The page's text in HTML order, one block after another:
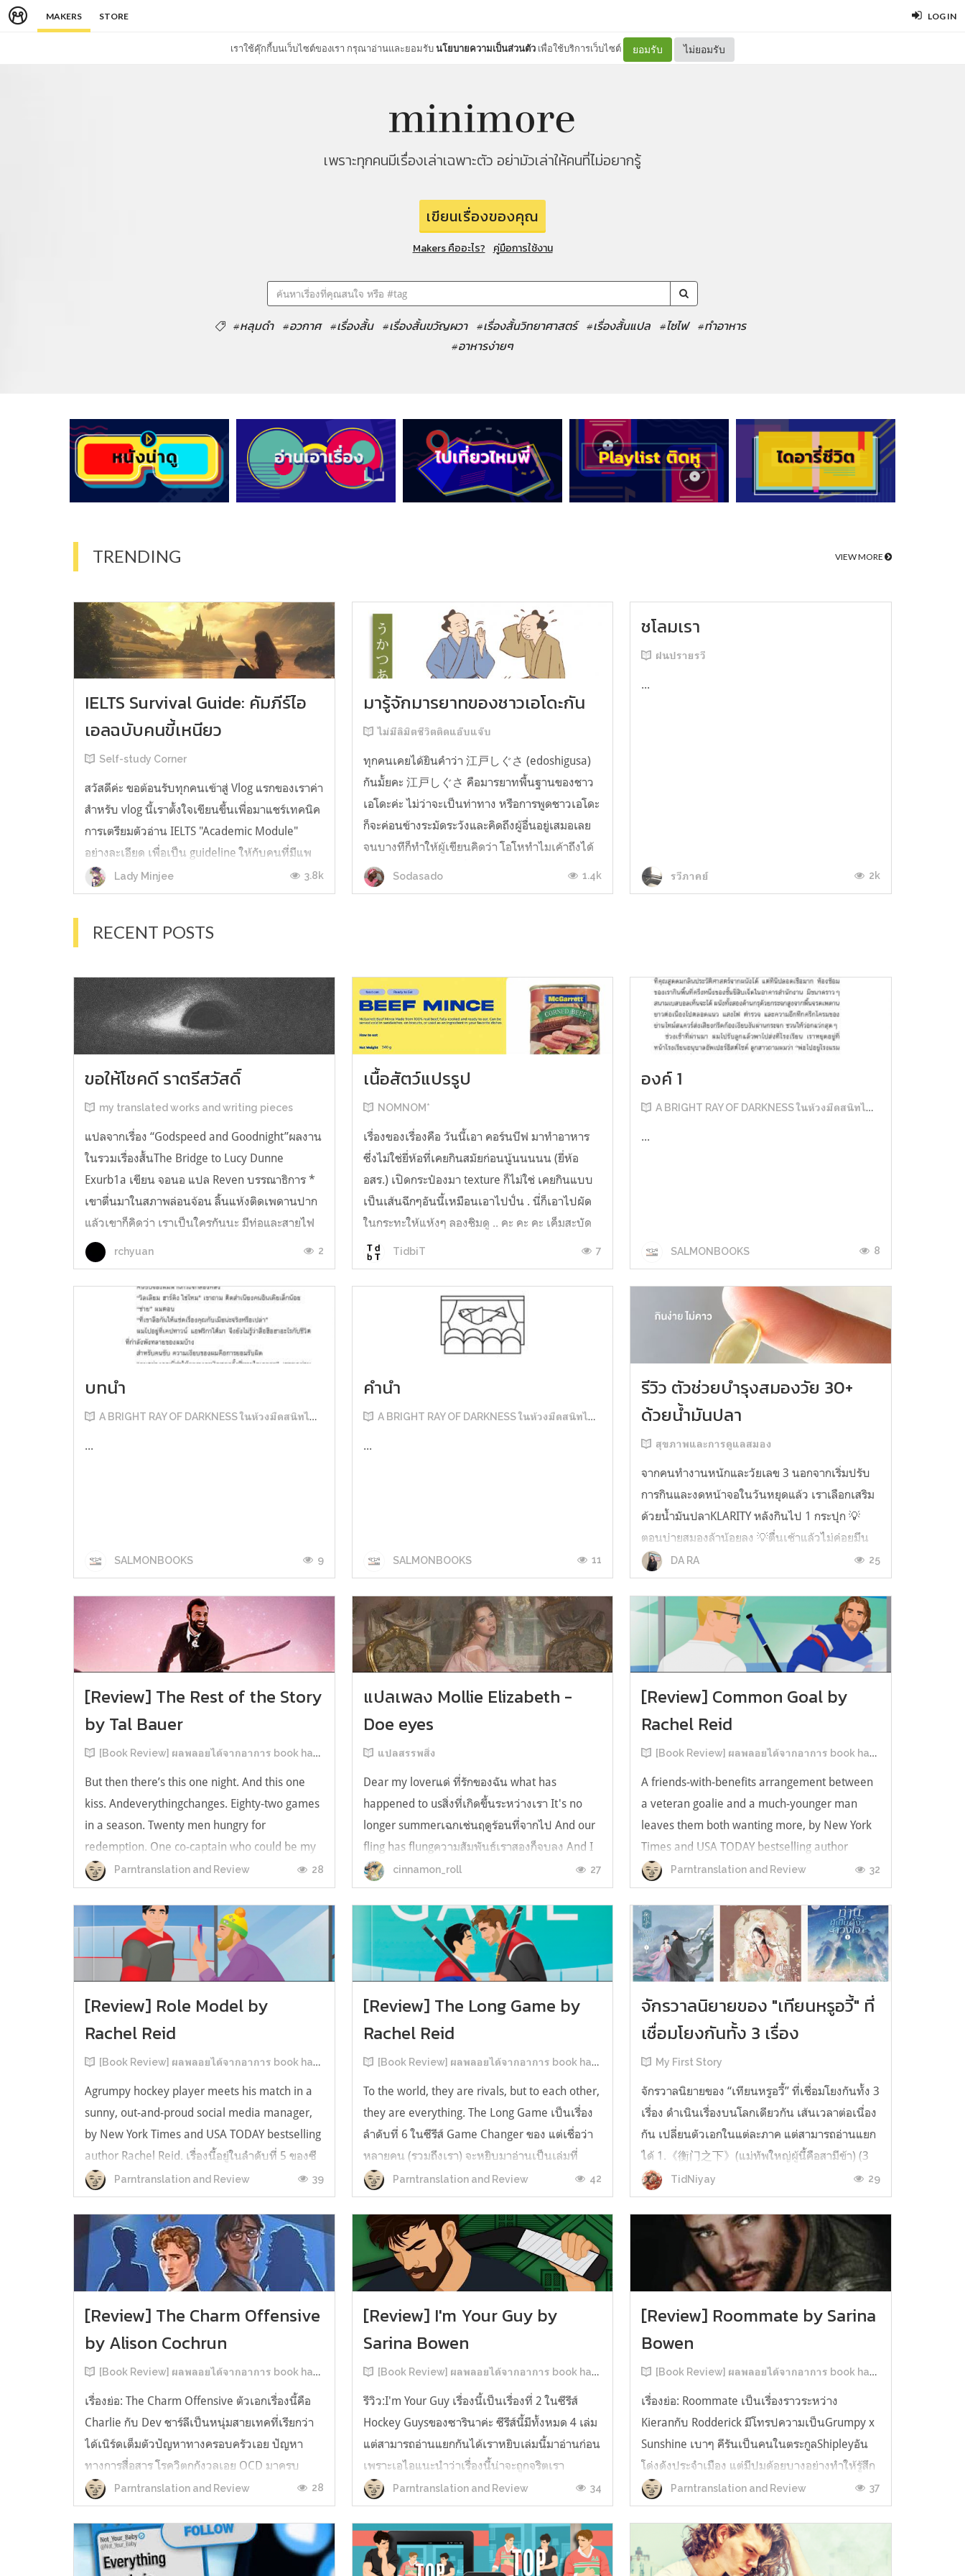
MAKERS STORE LOG IN
เราใช้คุ๊กกี้บนเว็บไซต์ของเรา กรุณาอ่านและยอมรับนโยบายความเป็นส่วนตัว เพื่อใช้บริการเว็บไซต์ ยอมรับ ไม่ยอมรับ
เพราะทุกคนมีเรื่องเล่าเฉพาะตัว อย่ามัวเล่าให้คนที่ไม่อยากรู้
เขียนเรื่องของคุณ
Makers คืออะไร? คู่มือการใช้งาน
#หลุมดำ #อวกาศ #เรื่องสั้น #เรื่องสั้นขวัญผวา #เรื่องสั้นวิทยาศาสตร์ #เรื่องสั้นแปล #ไซไฟ
#ทำอาหาร
#อาหารง่ายๆ
TRENDING VIEW MORE
IELTS Survival Guide: คัมภีร์ไอ
เอลฉบับคนขี้เหนียว
Self-study Corner
สวัสดีค่ะ ขอต้อนรับทุกคนเข้าสู่ Vlog แรกของเราค่า
สำหรับ vlog นี้เราตั้งใจเขียนขึ้นเพื่อมาแชร์เทคนิค
การเตรียมตัวอ่าน IELTS "Academic Module"
อย่างละเอียด เพื่อเป็น guideline ให้กับคนที่มีแพ
ลนจะสอบแต่ไม่รู้ต้องเริ่มตรงไหน หรืออยากจะได้
ข้อมูลเพิ่มเติมมาเสริมความมั่นใจจากที่ตัวเองเรียน
Lady Minjee 3.8k
มารู้จักมารยาทของชาวเอโดะกัน
ไม่มีลิมิตชีวิตติดแอ๊บแจ๊บ
ทุกคนเคยได้ยินคำว่า 江戸しぐさ (edoshigusa)
กันมั้ยคะ 江戸しぐさ คือมารยาทพื้นฐานของชาว
เอโดะค่ะ ไม่ว่าจะเป็นท่าทาง หรือการพูดชาวเอโดะ
ก็จะค่อนข้างระมัดระวังและคิดถึงผู้อื่นอยู่เสมอเลย
จนบางทีก็ทำให้ผู้เขียนคิดว่า โอโหทำไมเค้าถึงได้
คิดถึงคนอื่นได้ขนาดนี้นะอยากรู้มั้ยคะว่าชาวเอโดะ
มารยาทดีขนาดไหน มาลองอ่านกันได้เ...
Sodasado 1.4k
ชโลมเรา
ฝนปรายรวี
...
รวีภาคย์ 2k
RECENT POSTS
ขอให้โชคดี ราตรีสวัสดิ์
my translated works and writing pieces
แปลจากเรื่อง “Godspeed and Goodnight”ผลงาน
ในรวมเรื่องสั้นThe Bridge to Lucy Dunne
Exurb1a เขียน จอนอ แปล Reven บรรณาธิการ *
เขาตื่นมาในสภาพล่อนจ้อน ลิ้นแห้งติดเพดานปาก
แล้วเขาก็คิดว่า เราเป็นใครกันนะ มีท่อและสายไฟ
อยู่ในตัว เกิดความรู้สึกอยากฉี่ และแม้ตัวเขาจะ
เหยียดตรง ก็มีแต่ความมืดมิดอยู่เบื้องหน้...
rchyuan 2
เนื้อสัตว์แปรรูป
NOMNOM*
เรื่องของเรื่องคือ วันนี้เอา คอร์นบีฟ มาทำอาหาร
ซึ่งไม่ใช่ยี่ห้อที่เคยกินสมัยก่อนนู้นนนนน (ยี่ห้อ
อสร.) เปิดกระป๋องมา texture ก็ไม่ใช่ เคยกินแบบ
เป็นเส้นฉีกๆอันนี้เหมือนเอาไปปั่น . นี่ก็เอาไปผัด
ในกระทะให้แห้งๆ ลองชิมดู .. คะ คะ คะ เค็มสะบัด
O o" ... แบบใช้โควต้ากินโซเดียมทั้งสัปดาห์
ต้องหาผักนึ่ง ...
TidbiT 7
องค์ 1
A BRIGHT RAY OF DARKNESS ในห้วงมืดสนิทไม่มิดแสง
...
SALMONBOOKS 8
บทนำ
A BRIGHT RAY OF DARKNESS ในห้วงมืดสนิทไม่มิดแสง
...
SALMONBOOKS 9
คำนำ
A BRIGHT RAY OF DARKNESS ในห้วงมืดสนิทไม่มิดแสง
...
SALMONBOOKS 11
รีวิว ตัวช่วยบำรุงสมองวัย 30+
ด้วยน้ำมันปลา
สุขภาพและการดูแลสมอง
จากคนทำงานหนักและวัยเลข 3 นอกจากเริ่มปรับ
การกินและงดหน้าจอในวันหยุดแล้ว เราเลือกเสริม
ด้วยน้ำมันปลาKLARITY หลังกินไป 1 กระปุก 💡
ตอนบ่ายสมองล้าน้อยลง 💡ตื่นเช้าแล้วไม่ค่อยมึน
หัว 💡ไอเดียไม่ตัน ยิ่งทำงานสาย Content แนะนำ
ว่าควรมี ชอบตรงที่ไม่มีกลิ่นคาวเลย กินง่ายสุด
ตั้งแต่เคยกินน้ำมันปลามาเลย ใครที่เคยกิ...
DA RA 25
[Review] The Rest of the Story
by Tal Bauer
[Book Review] ผลพลอยได้จากอาการ book hangover หลังอ่านสารพัน MM Romance
But then there’s this one night. And this one
kiss. Andeverythingchanges. Eighty-two games
in a season. Twenty men hungry for
redemption. One co-captain who could be my
forever. This is the rest of the story. หลังอ่าน
แบบฟีลกู้ดติดๆ กันแล้ว เลยอยากได้ความแสบ
ทรวงในชีวิตบ้าง (หาเรื่อง!) เล่มนี้คู่หูเอ...
Parntranslation and Review 28
แปลเพลง Mollie Elizabeth -
Doe eyes
แปลสรรพสิ่ง
Dear my loverแด่ ที่รักของฉัน what has
happened to usสิ่งที่เกิดขึ้นระหว่างเรา It's no
longer summerเฉกเช่นฤดูร้อนที่จากไป And our
fling has flungความสัมพันธ์เราสองก็จบลง And I
still spin your recordsแต่ฉันยังเล่นเพลงโปรดของ
คุณบนแผ่นเสียงไวนิล And You still feel like
homeในใจฉัน ตัวตนคุณก็ยังอบอ...
cinnamon_roll 27
[Review] Common Goal by
Rachel Reid
[Book Review] ผลพลอยได้จากอาการ book hangover หลังอ่านสารพัน MM Romance
A friends-with-benefits arrangement between
a veteran goalie and a much-younger man
leaves them both wanting more, by New York
Times and USA TODAY bestselling author
Rachel Reid. เป็นเรื่องลำดับที่ 4ในซีรีส์ Game
Changer และเป็นเล่มที่ 4 ที่เราหยิบมาอ่าน ใน
ที่สุดลำดับเรื่องกับลำดับที่หยิบอ่านก็ตรงกั...
Parntranslation and Review 32
[Review] Role Model by
Rachel Reid
[Book Review] ผลพลอยได้จากอาการ book hangover หลังอ่านสารพัน MM Romance
Agrumpy hockey player meets his match in a
sunny, out-and-proud social media manager,
by New York Times and USA TODAY bestselling
author Rachel Reid. เรื่องนี้อยู่ในลำดับที่ 5 ของซี
รีส์ Game Changer แต่เป็นเรื่องที่ 3 ที่เราหยิบมา
อ่าน เพราะเห็นว่าเป็นเรื่องในไทม์ไลน์เดียวกันกับ
TheLong Game ประกอบกั...
Parntranslation and Review 39
[Review] The Long Game by
Rachel Reid
[Book Review] ผลพลอยได้จากอาการ book hangover หลังอ่านสารพัน MM Romance
To the world, they are rivals, but to each other,
they are everything. The Long Game เป็นเรื่อง
ลำดับที่ 6 ในซีรีส์ Game Changer ของ แต่เชื่อว่า
หลายคน (รวมถึงเรา) จะหยิบมาอ่านเป็นเล่มที่
2หลังจากอ่าน Heated Rivalry มา555 เรื่องย่อ:
The Long Game เล่ม Long Game นี่จะเป็น
ประมาณ2 ปีหลังจาก HR จะดำเนินเ...
Parntranslation and Review 42
จักรวาลนิยายของ "เทียนหรูอวี้" ที่
เชื่อมโยงกันทั้ง 3 เรื่อง
My First Story
จักรวาลนิยายของ “เทียนหรูอวี้” ที่เชื่อมโยงกันทั้ง 3
เรื่อง ดำเนินเรื่องบนโลกเดียวกัน เส้นเวลาต่อเนื่อง
กัน เปลี่ยนตัวเอกในแต่ละภาค แต่สามารถอ่านแยก
ได้ 1.《衡门之下》(แม่ทัพใหญ่ผู้นี้คือสามีข้า) (3
เล่มจบ) เป็นเรื่องที่เกิดก่อน เล่าเรื่องของ ฝูถิง กับ
หลี่ชีฉือ ที่ต้องแต่งงานกันก่อนจะใช้ชีวิตห่างไกล
TidNiyay 29
[Review] The Charm Offensive
by Alison Cochrun
[Book Review] ผลพลอยได้จากอาการ book hangover หลังอ่านสารพัน MM Romance
เรื่องย่อ: The Charm Offensive ตัวเอกเรื่องนี้คือ
Charlie กับ Dev ชาร์ลีเป็นหนุ่มสายเทคที่เรียกว่า
ได้เนิร์ดเต็มตัวปัญหาทางครอบครัวเอย ปัญหา
ทางการสื่อสาร โรควิตกกังวลเอย OCD มาครบ
เรียกได้ว่าครบองค์ประกอบความโอตะ เขาทั้งไม่
เชื่อในรักแท้ ไม่เคยมีความสัมพันธ์ในเชิงโรแมนติก
กับใคร หรืออาจเรียกว่าไม่เคยรู...
Parntranslation and Review 28
[Review] I'm Your Guy by
Sarina Bowen
[Book Review] ผลพลอยได้จากอาการ book hangover หลังอ่านสารพัน MM Romance
รีวิว:I'm Your Guy เรื่องนี้เป็นเรื่องที่ 2 ในซีรีส์
Hockey Guysของซารินาค่ะ ซีรีส์นี้มีทั้งหมด 4 เล่ม
แต่สามารถอ่านแยกกันได้เราหยิบเล่มนี้มาอ่านก่อน
เพราะเอไอแนะนำว่าเรื่องนี้น่าจะถูกจริตเรา
มากกว่า555 เรื่องนี้เป็นเรื่องราวของ TOMMASO
นักกีฬาฮอกกี้ NHL กับ Carter มัณฑนากรมือฉมัง
ทอมมาโซเพิ่งโดนเทร...
Parntranslation and Review 34
[Review] Roommate by Sarina
Bowen
[Book Review] ผลพลอยได้จากอาการ book hangover หลังอ่านสารพัน MM Romance
เรื่องย่อ: Roommate เป็นเรื่องราวระหว่าง
Kieranกับ Rodderick มีโทรปความเป็นGrumpy x
Sunshine เบาๆ คีรันเป็นคนในตระกูลShipleyอัน
โด่งดังประจำเมือง แต่มีปมด้อยบางอย่างทำให้รู้สึก
ว่าพ่อรักพี่ชายมากกว่าตัวเองเสมอ จึงดิ้นรนอยาก
ออกมาอยู่คนเดียวเพื่อให้หลุดจากอิทธิพลของที่
บ้าน และไล่ตามความฝันการเป็นกราฟฟิ...
Parntranslation and Review 37